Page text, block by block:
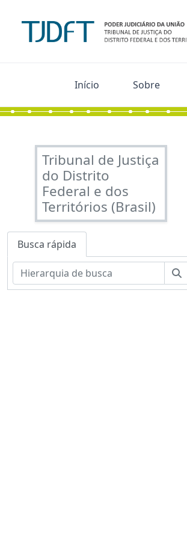
Início Sobre
Tribunal de Justiça
do Distrito
Federal e dos
Territórios (Brasil)
Busca rápida